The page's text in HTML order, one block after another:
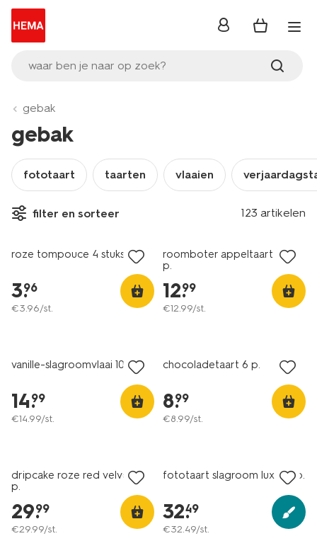
waar ben je naar op zoek?
inloggen
gebak
gebak
fototaart taarten vlaaien
filter en sorteer 123 artikelen
roze tompouce 4 stuks
3.
96
€3.96/st.
roomboter appeltaart XL 10
p.
12.
99
€12.99/st.
vanille-slagroomvlaai 10 p.
14.
99
€14.99/st.
chocoladetaart 6 p.
8.
99
€8.99/st.
dripcake roze red velvet 16
p.
29.
99
€29.99/st.
fototaart slagroom luxe 16 p.
32.
49
€32.49/st.